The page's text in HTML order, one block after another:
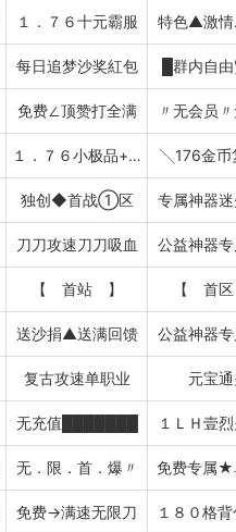
１．７６十元霸服 特色▲激
每日追梦沙奖紅包 █群内自
免费∠顶赞打全满 〃无会员
１．７６小极品+５██◤ ╲176金
独创◆首战①区 专属神器
刀刀攻速刀刀吸血 公益神器
【 首站 】 【 首
送沙捐▲送满回馈 公益神器
复古攻速单职业 元宝
无充值███████ １ＬＨ壹
无．限．首．爆〃 免费专属★
免费→满速无限刀 １８０格